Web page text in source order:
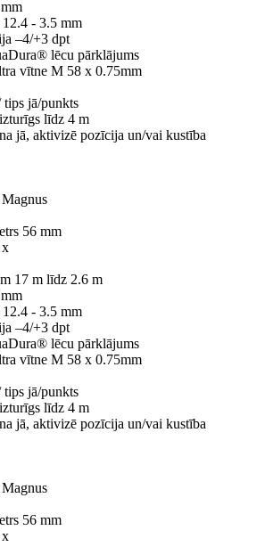
12.4 - 3.5 mm
–4/+3 dpt
lēcu pārklājums
vītne M 58 x 0.75mm
tips jā/punkts
līdz 4 m
jā, aktivizē pozīcija un/vai kustība
56 mm
x
17 m līdz 2.6 m
12.4 - 3.5 mm
–4/+3 dpt
lēcu pārklājums
vītne M 58 x 0.75mm
tips jā/punkts
līdz 4 m
jā, aktivizē pozīcija un/vai kustība
56 mm
x